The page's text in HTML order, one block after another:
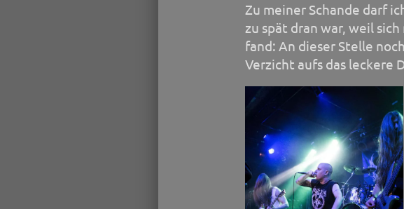
Zu meiner Schande darf
zu spät dran war, weil
fand: An dieser Stelle
Verzicht aufs das leckere